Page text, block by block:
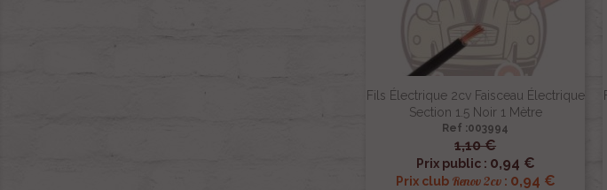
Fils Électrique 2cv Faisceau Électrique
Section 1.5 Noir 1 Mètre
Ref :003994
1,10 €
Prix public : 0,94 €
Prix club Renov 2cv: 0,94 €
 Aperçu rapide